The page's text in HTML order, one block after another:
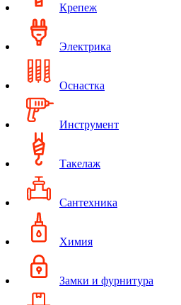
Крепеж
Электрика
Оснастка
Инструмент
Такелаж
Сантехника
Химия
Замки и фурнитура